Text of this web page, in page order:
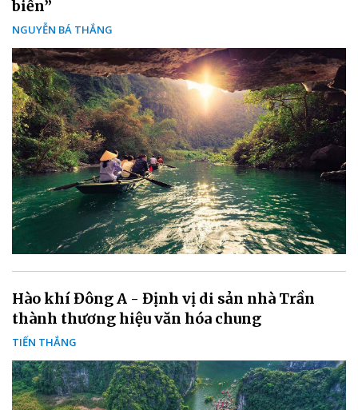
biển”
NGUYỄN BÁ THẮNG
Hào khí Đông A - Định vị di sản nhà Trần
thành thương hiệu văn hóa chung
TIẾN THẮNG